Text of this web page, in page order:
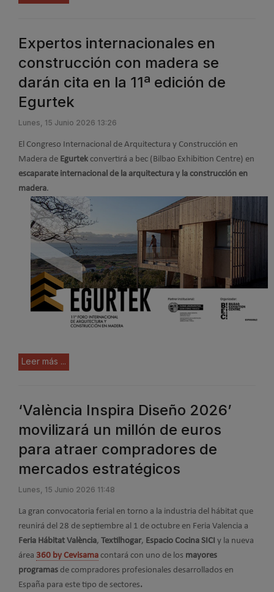
Expertos internacionales en
construcción con madera se
darán cita en la 11ª edición de
Egurtek
Lunes, 15 Junio 2026 13:26
El Congreso Internacional de Arquitectura y Construcción en
Madera de Egurtek convertirá a bec (Bilbao Exhibition Centre) en
escaparate internacional de la arquitectura y la construcción en
madera.
Leer más ...
‘València Inspira Diseño 2026’
movilizará un millón de euros
para atraer compradores de
mercados estratégicos
Lunes, 15 Junio 2026 11:48
La gran convocatoria ferial en torno a la industria del hábitat que
reunirá del 28 de septiembre al 1 de octubre en Feria Valencia a
Feria Hábitat València, Textilhogar, Espacio Cocina SICI y la nueva
área 360 by Cevisama contará con uno de los mayores
programas de compradores profesionales desarrollados en
España para este tipo de sectores.